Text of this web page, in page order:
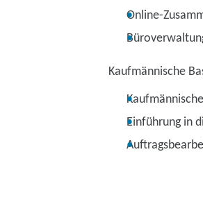
Online-
Kaufmännische
Einführung in